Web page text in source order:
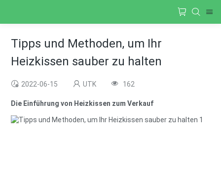
Tipps und Methoden, um Ihr
Heizkissen sauber zu halten
2022-06-15 UTK 162
Die Einführung von Heizkissen zum Verkauf